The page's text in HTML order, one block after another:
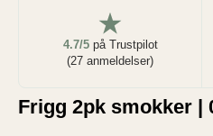
4.7/5på Trustpilot
(27 anmeldelser)
Frigg 2pk smokker |